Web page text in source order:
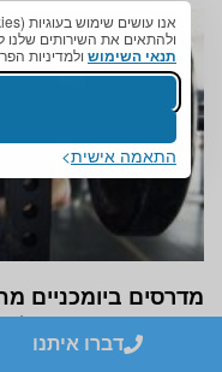
ולהתאים את השירותים
תנאי השימוש ולמדיניות
התאמה אישית
מדרסים ביומכניים
מדרסים ביומכניים מחיר
אי נוחות, אלא גם בעיה
דברו איתנו